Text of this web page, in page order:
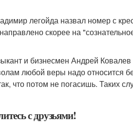
легойда назвал номер с
скорее на
и бизнесмен Андрей
любой веры надо относится
что потом не погасишь. Таких
с друзьями!